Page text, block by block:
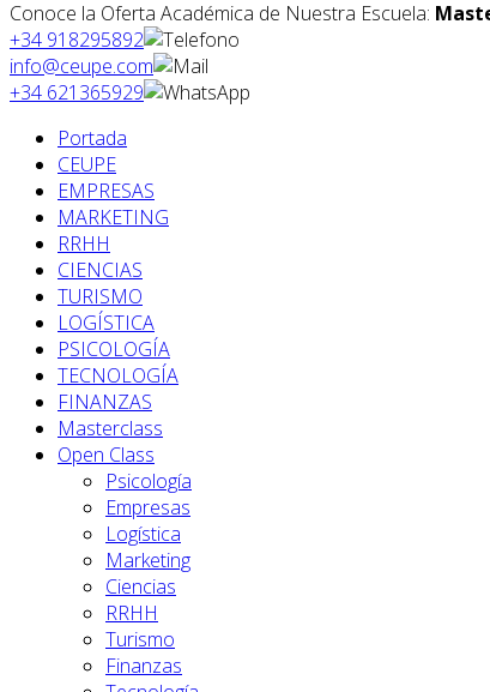
Conoce la Oferta Académica de Nuestra Escuela:
+34 918295892
info@ceupe.com
+34 621365929
Portada
CEUPE
EMPRESAS
MARKETING
RRHH
CIENCIAS
TURISMO
LOGÍSTICA
PSICOLOGÍA
TECNOLOGÍA
FINANZAS
Masterclass
Open Class
Psicología
Empresas
Logística
Marketing
Ciencias
RRHH
Turismo
Finanzas